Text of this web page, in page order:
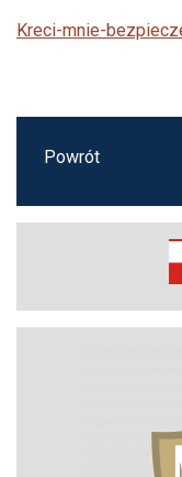
Kreci-mnie-
Powrót